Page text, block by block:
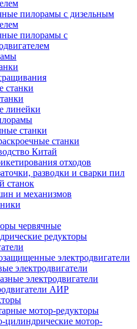
пилорамы с дизельным
пилорамы с
станки
линейки
станки
станки
Китай
отходов
разводки и сварки пил
станок
и механизмов
червячные
редукторы
электродвигатели
электродвигатели
электродвигатели
АИР
мотор-редукторы
цилиндрические мотор-